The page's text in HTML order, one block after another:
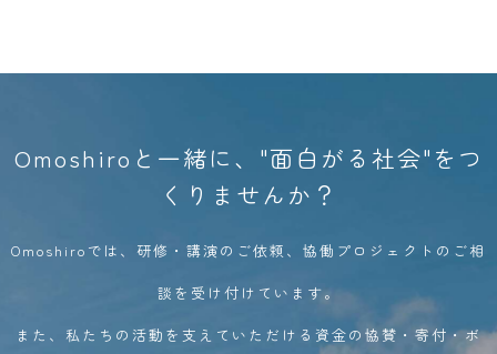
Omoshiroと一緒に、"面白がる社会"をつ
くりませんか？
Omoshiroでは、研修・講演のご依頼、協働プロジェクトのご相
談を受け付けています。
また、私たちの活動を支えていただける資金の協賛・寄付・ボ